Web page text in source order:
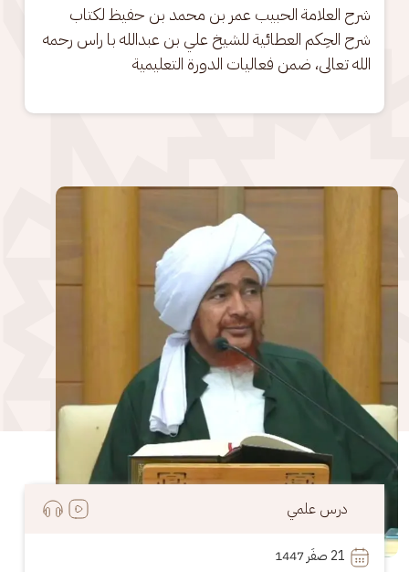
شرح العلامة الحبيب عمر بن محمد بن حفيظ لكتاب
شرح الحِكم العطائية للشيخ علي بن عبدالله با راس رحمه
الله تعالى، ضمن فعاليات الدورة التعليمية
الصورة
درس علمي
21